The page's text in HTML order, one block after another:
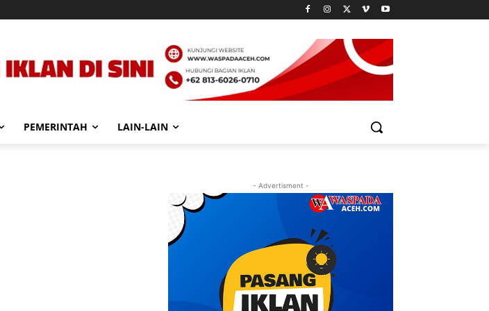
PEMERINTAH LAIN-LAIN
- Advertisment -